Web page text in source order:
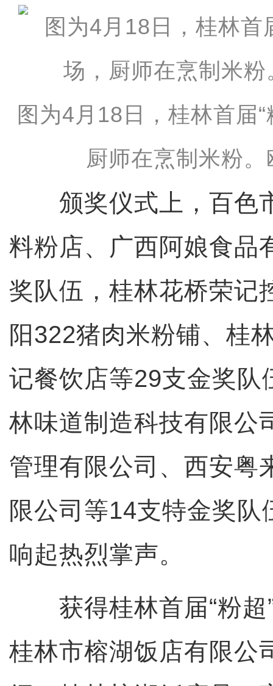
图为4月18日，桂林首届
厨师在烹制米粉
颁奖仪式上，百色
料粉店、广西阿娘食品
奖队伍，桂林花桥荣记
阳322猪肉米粉铺、桂
记餐饮店等29支金奖队
林味道制造科技有限公
管理有限公司、西安粤
限公司等14支特金奖队
响起热烈掌声。
获得桂林首届“粉超
桂林市榕湖饭店有限公